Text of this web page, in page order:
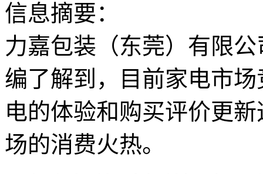
信息摘要：
力嘉包装（东莞）有限
编了解到，目前家电市
电的体验和购买评价更
场的消费火热。